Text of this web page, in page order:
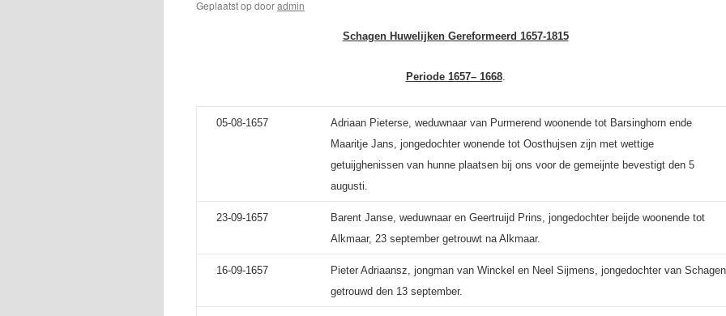
Geplaatst opdooradmin
Schagen Huwelijken Gereformeerd 1657-1815
Periode 1657– 1668.
05-08-1657
Adriaan Pieterse, weduwnaar van Purmerend woonende tot Barsinghorn ende
Maaritje Jans, jongedochter wonende tot Oosthujsen zijn met wettige
getuijghenissen van hunne plaatsen bij ons voor de gemeijnte bevestigt den 5
augusti.
23-09-1657
Barent Janse, weduwnaar en Geertruijd Prins, jongedochter beijde woonende tot
Alkmaar, 23 september getrouwt na Alkmaar.
16-09-1657
Pieter Adriaansz, jongman van Winckel en Neel Sijmens, jongedochter van
getrouwd den 13 september.